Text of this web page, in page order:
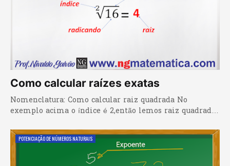
Como calcular raízes exatas
Nomenclatura: Como calcular raiz quadrada No
exemplo acima o índice é 2,então lemos raiz quadrad…
POTENCIAÇÃO DE NÚMEROS NATURAIS